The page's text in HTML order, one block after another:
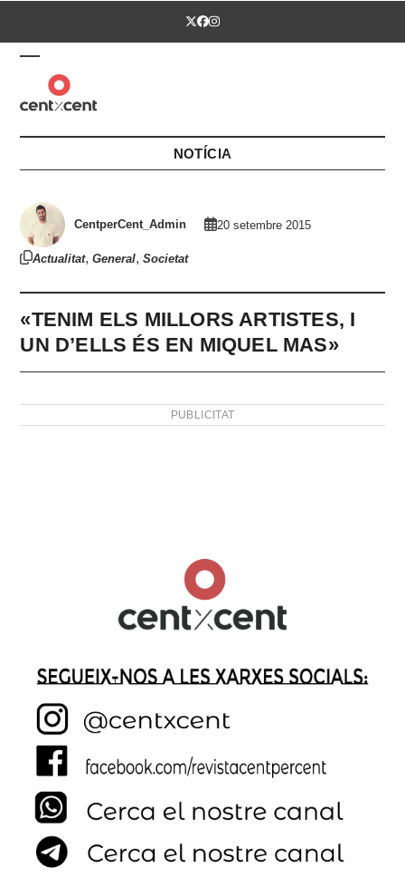
Twitter
Facebook
Instagram
Open
mobile
menu
Close
mobile
menu
NOTÍCIA
CentperCent_Admin 20 setembre 2015
Actualitat,General,Societat
«TENIM ELS MILLORS ARTISTES, I
UN D’ELLS ÉS EN MIQUEL MAS»
PUBLICITAT